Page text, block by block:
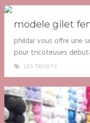
modele gilet
phildar vous offre une
pour tricoteuses
LES TRICOTS